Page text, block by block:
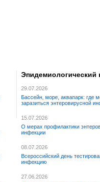
Эпидемиологический
29.07.2026
Бассейн, море, аквапарк: где
заразиться энтеровирусной
15.07.2026
О мерах профилактики
инфекции
08.07.2026
Всероссийский день
инфекцию
27.06.2026